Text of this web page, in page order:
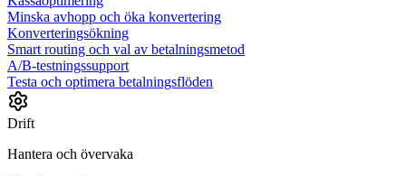
Minska avhopp och öka konvertering
Konverteringsökning
Smart routing och val av betalningsmetod
A/B-testningssupport
Testa och optimera betalningsflöden
Drift
Hantera och övervaka